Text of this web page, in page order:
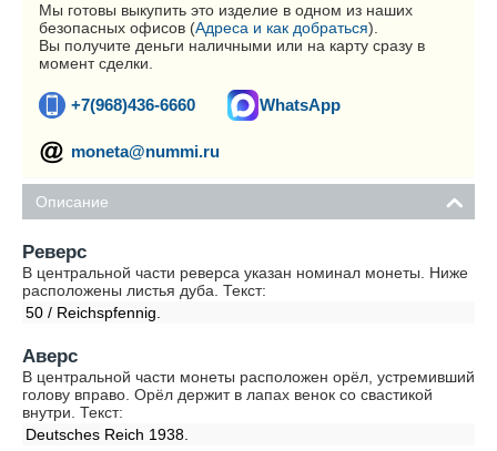
Мы готовы выкупить это изделие в одном из наших
безопасных офисов (Адреса и как добраться).
Вы получите деньги наличными или на карту сразу в
момент сделки.
+7(968)436-6660 WhatsApp
moneta@nummi.ru
Описание
Реверс
В центральной части реверса указан номинал монеты. Ниже
расположены листья дуба. Текст:
50 / Reichspfennig.
Аверс
В центральной части монеты расположен орёл, устремивший
голову вправо. Орёл держит в лапах венок со свастикой
внутри. Текст:
Deutsches Reich 1938.